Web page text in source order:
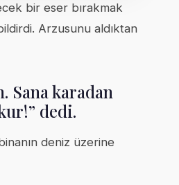
bir eser bırakmak
Arzusunu aldıktan
Sana karadan
dedi.
deniz üzerine